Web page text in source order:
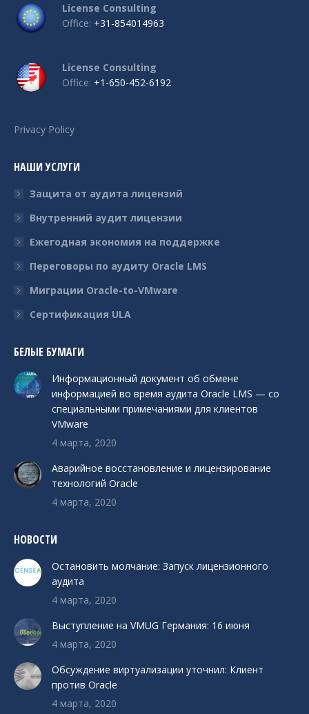
License Consulting
Office: +31-854014963
License Consulting
Office: +1-650-452-6192
Privacy Policy
НАШИ УСЛУГИ
Защита от аудита лицензий
Внутренний аудит лицензии
Ежегодная экономия на поддержке
Переговоры по аудиту Oracle LMS
Миграции Oracle-to-VMware
Сертификация ULA
БЕЛЫЕ БУМАГИ
Информационный документ об обмене
информацией во время аудита Oracle LMS — со
специальными примечаниями для клиентов
VMware
4 марта, 2020
Аварийное восстановление и лицензирование
технологий Oracle
4 марта, 2020
НОВОСТИ
Остановить молчание: Запуск лицензионного
аудита
4 марта, 2020
Выступление на VMUG Германия: 16 июня
4 марта, 2020
Обсуждение виртуализации уточнил: Клиент
против Oracle
4 марта, 2020